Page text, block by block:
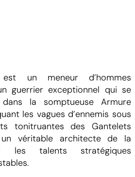
un meneur d’hommes
guerrier exceptionnel qui se
la somptueuse Armure
les vagues d’ennemis sous
tonitruantes des Gantelets
véritable architecte de la
les talents stratégiques